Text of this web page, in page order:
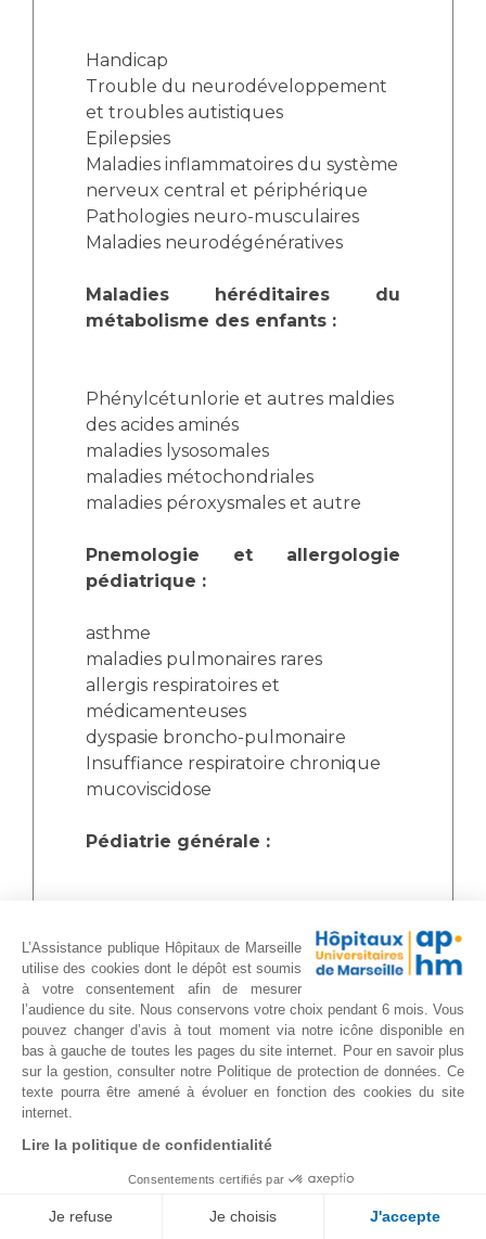
Handicap
Trouble du neurodéveloppement
et troubles autistiques
Epilepsies
Maladies inflammatoires du système
nerveux central et périphérique
Pathologies neuro-musculaires
Maladies neurodégénératives
Maladies héréditaires du
métabolisme des enfants :
Phénylcétunlorie et autres maldies
des acides aminés
maladies lysosomales
maladies métochondriales
maladies péroxysmales et autre
Pnemologie et allergologie
pédiatrique :
asthme
maladies pulmonaires rares
allergis respiratoires et
médicamenteuses
dyspasie broncho-pulmonaire
Insuffiance respiratoire chronique
mucoviscidose
Pédiatrie générale :
Pathologies inflammatoires
(syndromes fébriles)
Maladies infantiles
pédiatrie sociale
consultation d'adoption
Cardiologie pédatriqiue :
cardiopathies congénitales
insuffisances cardiaques aigües et
L’Assistance publique Hôpitaux de Marseille
utilise des cookies dont le dépôt est soumis
à votre consentement afin de mesurer
l’audience du site. Nous conservons votre choix pendant 6 mois. Vous
pouvez changer d’avis à tout moment via notre icône disponible en
bas à gauche de toutes les pages du site internet. Pour en savoir plus
sur la gestion, consulter notre Politique de protection de données. Ce
texte pourra être amené à évoluer en fonction des cookies du site
internet.
Lire la politique de confidentialité
Consentements certifiés par
Je refuse Je choisis J'accepte